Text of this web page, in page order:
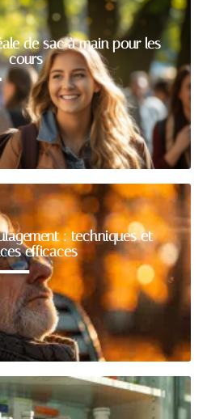
de sac à main pour les
cours
: techniques et
efficaces